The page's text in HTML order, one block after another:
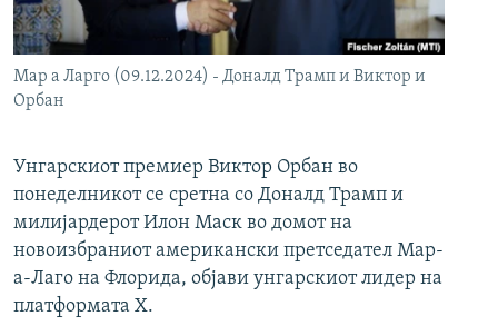
РСЕ веб страници
Мар а Ларго (09.12.2024) - Доналд Трамп и Виктор и
Орбан
Унгарскиот премиер Виктор Орбан во
понеделникот се сретна со Доналд Трамп и
милијардерот Илон Маск во домот на
новоизбраниот американски претседател Мар-
а-Лаго на Флорида, објави унгарскиот лидер на
платформата Х.